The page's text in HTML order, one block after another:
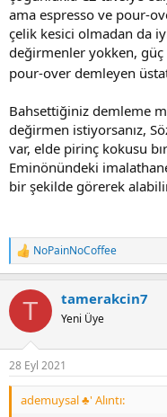
ama espresso ve pour-
çelik kesici olmadan da
değirmenler yokken, güç
pour-over demleyen
Bahsettiğiniz demleme
değirmen istiyorsanız,
var, elde pirinç kokusu
Eminönündeki
bir şekilde görerek
T
e
k
l
:
NoPainNoCoffee
T tamerakcin7
Yeni Üye
28 Eyl 2021
ademuysal ♣' Alıntı: